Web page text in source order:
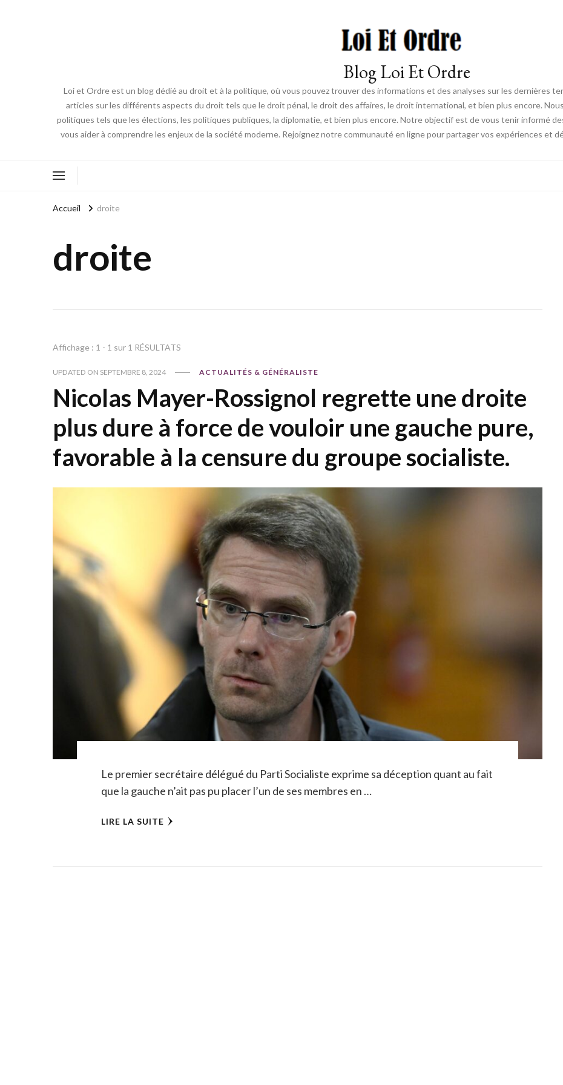
Blog Loi Et Ordre
Loi et Ordre est un blog dédié au droit et à la politique, où vous pouvez trouver des informations et des analyses sur les dernières
articles sur les différents aspects du droit tels que le droit pénal, le droit des affaires, le droit international, et bien plus encore.
politiques tels que les élections, les politiques publiques, la diplomatie, et bien plus encore. Notre objectif est de vous tenir informé
vous aider à comprendre les enjeux de la société moderne. Rejoignez notre communauté en ligne pour partager vos expériences et
Accueil droite
droite
Affichage : 1 - 1 sur 1 RÉSULTATS
UPDATED ON SEPTEMBRE 8, 2024 ACTUALITÉS & GÉNÉRALISTE
Nicolas Mayer-Rossignol regrette une droite
plus dure à force de vouloir une gauche pure,
favorable à la censure du groupe socialiste.
Le premier secrétaire délégué du Parti Socialiste exprime sa déception quant au fait
que la gauche n’ait pas pu placer l’un de ses membres en …
LIRE LA SUITE